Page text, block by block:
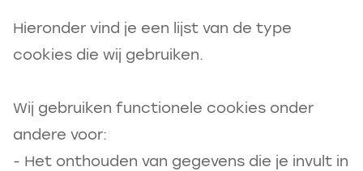
Hieronder vind je een lijst van de type
cookies die wij gebruiken.
Wij gebruiken functionele cookies onder
andere voor:‍
- Het onthouden van gegevens die je invult in